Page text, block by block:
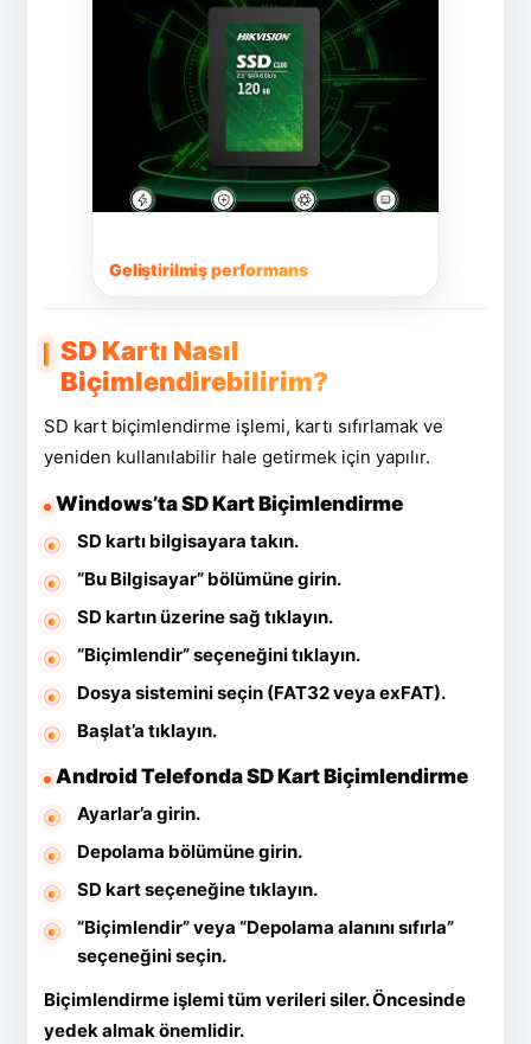
Geliştirilmiş performans
SD Kartı Nasıl
Biçimlendirebilirim?
SD kart biçimlendirme işlemi, kartı sıfırlamak ve
yeniden kullanılabilir hale getirmek için yapılır.
Windows’ta SD Kart Biçimlendirme
SD kartı bilgisayara takın.
“Bu Bilgisayar” bölümüne girin.
SD kartın üzerine sağ tıklayın.
“Biçimlendir” seçeneğini tıklayın.
Dosya sistemini seçin (FAT32 veya exFAT).
Başlat’a tıklayın.
Android Telefonda SD Kart Biçimlendirme
Ayarlar’a girin.
Depolama bölümüne girin.
SD kart seçeneğine tıklayın.
“Biçimlendir” veya “Depolama alanını sıfırla”
seçeneğini seçin.
Biçimlendirme işlemi tüm verileri siler. Öncesinde
yedek almak önemlidir.